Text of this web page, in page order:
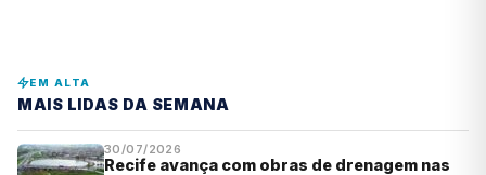
EM ALTA
MAIS LIDAS DA SEMANA
30/07/2026
Recife avança com obras de drenagem nas